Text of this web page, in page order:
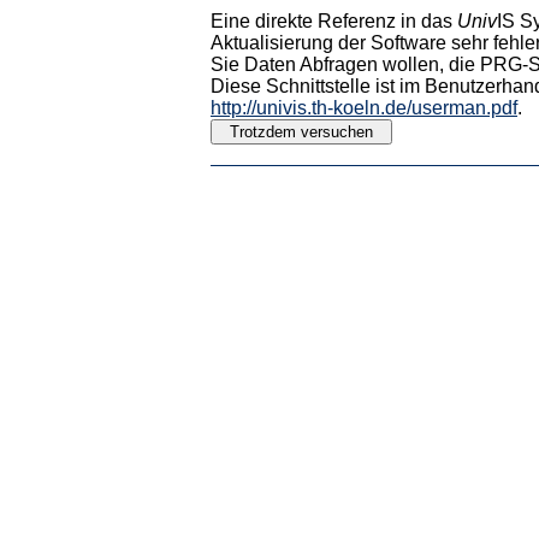
Eine direkte Referenz in das UnivIS
Aktualisierung der Software sehr
Sie Daten Abfragen wollen, die PRG-
Diese Schnittstelle ist im
http://univis.th-koeln.de/userman.pdf.